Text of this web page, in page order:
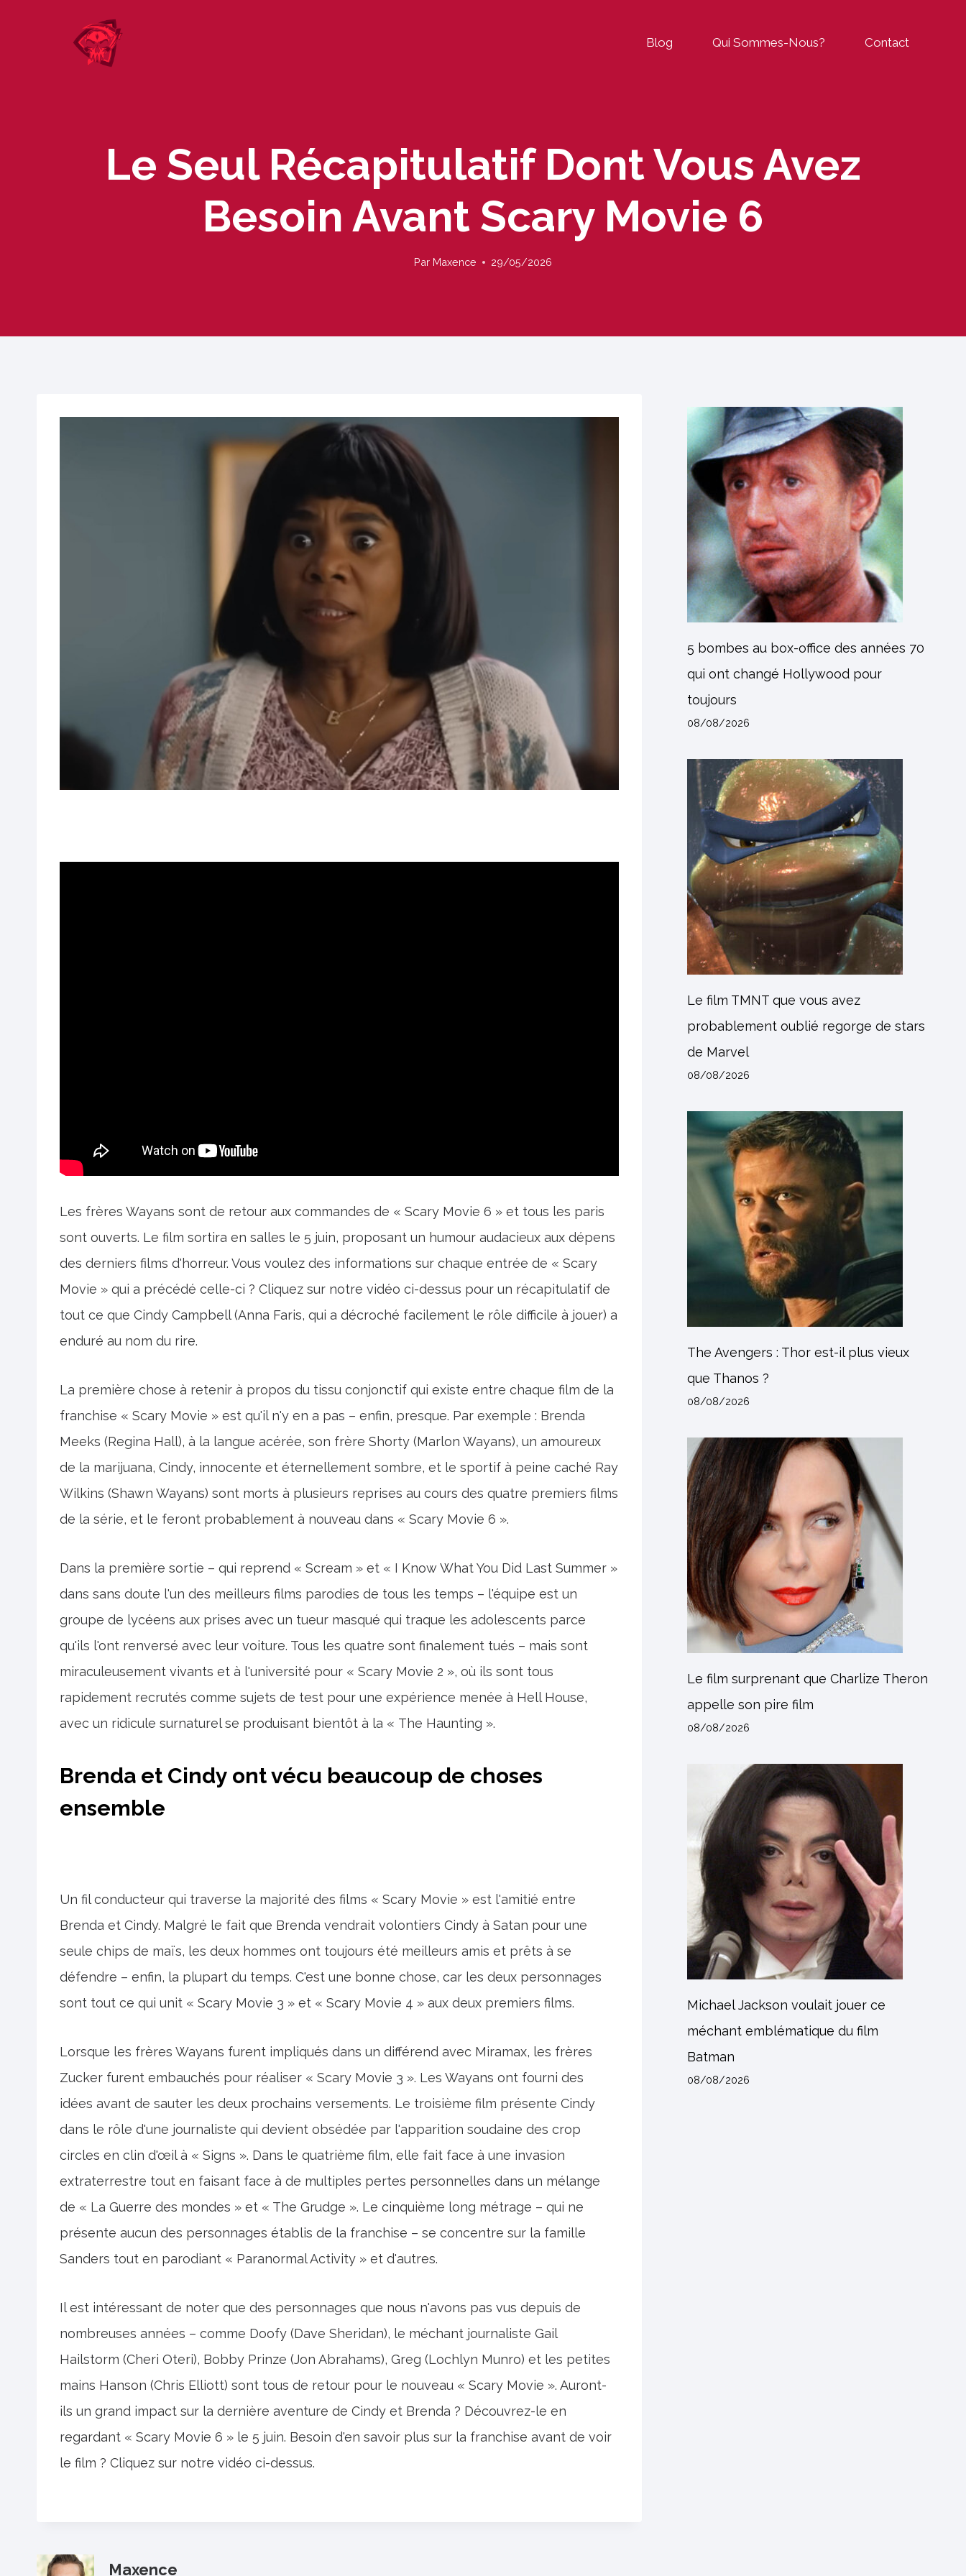
Blog Qui Sommes-Nous? Contact
Le Seul Récapitulatif Dont Vous Avez
Besoin Avant Scary Movie 6
Par Maxence 29/05/2026
Les frères Wayans sont de retour aux commandes de « Scary Movie 6 » et tous les paris
sont ouverts. Le film sortira en salles le 5 juin, proposant un humour audacieux aux dépens
des derniers films d'horreur. Vous voulez des informations sur chaque entrée de « Scary
Movie » qui a précédé celle-ci ? Cliquez sur notre vidéo ci-dessus pour un récapitulatif de
tout ce que Cindy Campbell (Anna Faris, qui a décroché facilement le rôle difficile à jouer) a
enduré au nom du rire.
La première chose à retenir à propos du tissu conjonctif qui existe entre chaque film de la
franchise « Scary Movie » est qu'il n'y en a pas – enfin, presque. Par exemple : Brenda
Meeks (Regina Hall), à la langue acérée, son frère Shorty (Marlon Wayans), un amoureux
de la marijuana, Cindy, innocente et éternellement sombre, et le sportif à peine caché Ray
Wilkins (Shawn Wayans) sont morts à plusieurs reprises au cours des quatre premiers films
de la série, et le feront probablement à nouveau dans « Scary Movie 6 ».
Dans la première sortie – qui reprend « Scream » et « I Know What You Did Last Summer »
dans sans doute l'un des meilleurs films parodies de tous les temps – l'équipe est un
groupe de lycéens aux prises avec un tueur masqué qui traque les adolescents parce
qu'ils l'ont renversé avec leur voiture. Tous les quatre sont finalement tués – mais sont
miraculeusement vivants et à l'université pour « Scary Movie 2 », où ils sont tous
rapidement recrutés comme sujets de test pour une expérience menée à Hell House,
avec un ridicule surnaturel se produisant bientôt à la « The Haunting ».
Brenda et Cindy ont vécu beaucoup de choses
ensemble
Un fil conducteur qui traverse la majorité des films « Scary Movie » est l'amitié entre
Brenda et Cindy. Malgré le fait que Brenda vendrait volontiers Cindy à Satan pour une
seule chips de maïs, les deux hommes ont toujours été meilleurs amis et prêts à se
défendre – enfin, la plupart du temps. C'est une bonne chose, car les deux personnages
sont tout ce qui unit « Scary Movie 3 » et « Scary Movie 4 » aux deux premiers films.
Lorsque les frères Wayans furent impliqués dans un différend avec Miramax, les frères
Zucker furent embauchés pour réaliser « Scary Movie 3 ». Les Wayans ont fourni des
idées avant de sauter les deux prochains versements. Le troisième film présente Cindy
dans le rôle d'une journaliste qui devient obsédée par l'apparition soudaine des crop
circles en clin d'œil à « Signs ». Dans le quatrième film, elle fait face à une invasion
extraterrestre tout en faisant face à de multiples pertes personnelles dans un mélange
de « La Guerre des mondes » et « The Grudge ». Le cinquième long métrage – qui ne
présente aucun des personnages établis de la franchise – se concentre sur la famille
Sanders tout en parodiant « Paranormal Activity » et d'autres.
Il est intéressant de noter que des personnages que nous n'avons pas vus depuis de
nombreuses années – comme Doofy (Dave Sheridan), le méchant journaliste Gail
Hailstorm (Cheri Oteri), Bobby Prinze (Jon Abrahams), Greg (Lochlyn Munro) et les petites
mains Hanson (Chris Elliott) sont tous de retour pour le nouveau « Scary Movie ». Auront-
ils un grand impact sur la dernière aventure de Cindy et Brenda ? Découvrez-le en
regardant « Scary Movie 6 » le 5 juin. Besoin d'en savoir plus sur la franchise avant de voir
le film ? Cliquez sur notre vidéo ci-dessus.
Maxence
5 bombes au box-office des années 70
qui ont changé Hollywood pour
toujours
08/08/2026
Le film TMNT que vous avez
probablement oublié regorge de stars
de Marvel
08/08/2026
The Avengers : Thor est-il plus vieux
que Thanos ?
08/08/2026
Le film surprenant que Charlize Theron
appelle son pire film
08/08/2026
Michael Jackson voulait jouer ce
méchant emblématique du film
Batman
08/08/2026